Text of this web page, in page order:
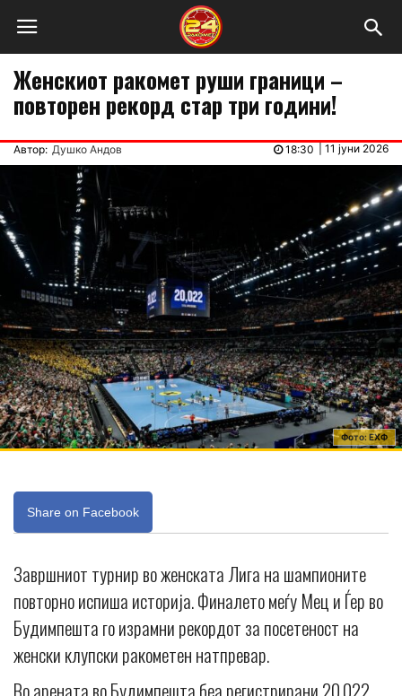
Женскиот ракомет руши граници –
повторен рекорд стар три години!
Автор: Душко Андов 11 јуни 2026
18:30
Фото: ЕХФ
Share on Facebook
Завршниот турнир во женската Лига на шампионите
повторно испиша историја. Финалето меѓу Мец и Ѓер во
Будимпешта го израмни рекордот за посетеност на
женски клупски ракометен натпревар.
Во арената во Будимпешта беа регистрирани 20.022